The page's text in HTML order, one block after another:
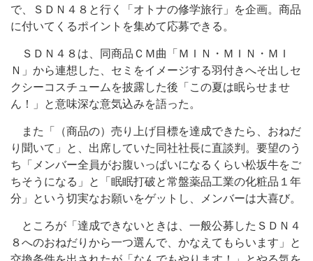
で、ＳＤＮ４８と行く「オトナの修学旅行」を企画。商品
に付いてくるポイントを集めて応募できる。
ＳＤＮ４８は、同商品ＣＭ曲「ＭＩＮ・ＭＩＮ・ＭＩ
Ｎ」から連想した、セミをイメージする羽付きへそ出しセ
クシーコスチュームを披露した後「この夏は眠らせませ
ん！」と意味深な意気込みを語った。
また「（商品の）売り上げ目標を達成できたら、おねだ
り聞いて」と、出席していた同社社長に直談判。要望のう
ち「メンバー全員がお腹いっぱいになるくらい松坂牛をご
ちそうになる」と「眠眠打破と常盤薬品工業の化粧品１年
分」という切実なお願いをゲットし、メンバーは大喜び。
ところが「達成できないときは、一般公募したＳＤＮ４
８へのおねだりから一つ選んで、かなえてもらいます」と